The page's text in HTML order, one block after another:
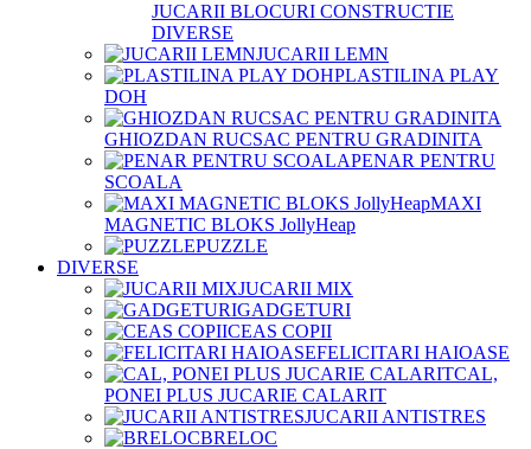
JUCARII BLOCURI CONSTRUCTIE
DIVERSE
JUCARII LEMN
PLASTILINA PLAY
DOH
GHIOZDAN RUCSAC PENTRU GRADINITA
PENAR PENTRU
SCOALA
MAXI
MAGNETIC BLOKS JollyHeap
PUZZLE
DIVERSE
JUCARII MIX
GADGETURI
CEAS COPII
FELICITARI HAIOASE
CAL,
PONEI PLUS JUCARIE CALARIT
JUCARII ANTISTRES
BRELOC